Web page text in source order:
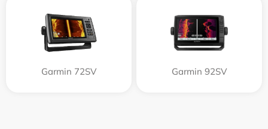
Garmin 72SV Garmin 92SV